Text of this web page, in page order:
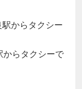
駅からタクシー
からタクシーで